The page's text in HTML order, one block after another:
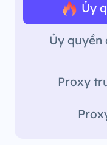
Ủy
Ủy quyền
Proxy